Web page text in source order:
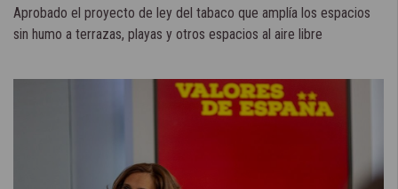
Aprobado el proyecto de ley del tabaco que amplía los espacios
sin humo a terrazas, playas y otros espacios al aire libre